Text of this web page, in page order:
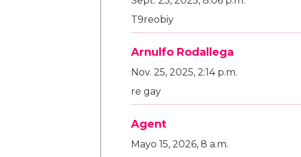
T9reobiy
Arnulfo Rodallega
Nov. 25, 2025, 2:14 p.m.
re gay
Agent
Mayo 15, 2026, 8 a.m.